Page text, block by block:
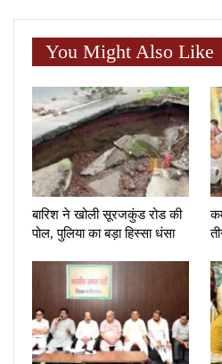
You Might Also Like
बारिश ने खोली सूरजकुंड रोड की
पोल, पुलिया का बड़ा हिस्सा धंसा